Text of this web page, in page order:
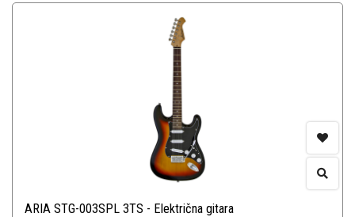
ARIA STG-003SPL 3TS - Električna gitara